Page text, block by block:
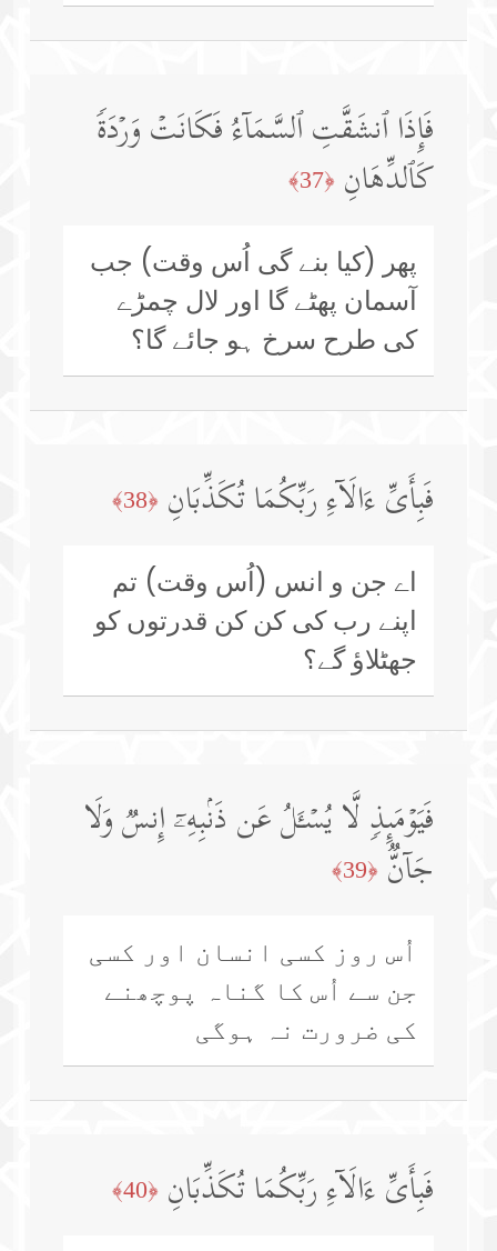
فَإِذَا ٱنشَقَّتِ ٱلسَّمَاۤءُ فَكَانَتۡ وَرۡدَةࣰ
كَٱلدِّهَانِ ﴿37﴾
پھر (کیا بنے گی اُس وقت) جب
آسمان پھٹے گا اور لال چمڑے
کی طرح سرخ ہو جائے گا؟
فَبِأَیِّ ءَالَاۤءِ رَبِّكُمَا تُكَذِّبَانِ ﴿38﴾
اے جن و انس (اُس وقت) تم
اپنے رب کی کن کن قدرتوں کو
جھٹلاؤ گے؟
فَیَوۡمَىِٕذࣲ لَّا یُسۡـَٔلُ عَن ذَنۢبِهِۦۤ إِنسࣱ وَلَا
جَاۤنࣱّ ﴿39﴾
اُس روز کسی انسان اور کسی
جن سے اُس کا گناہ پوچھنے
کی ضرورت نہ ہوگی
فَبِأَیِّ ءَالَاۤءِ رَبِّكُمَا تُكَذِّبَانِ ﴿40﴾